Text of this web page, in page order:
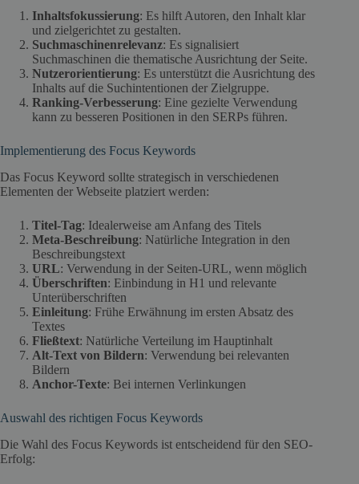
Inhaltsfokussierung: Es hilft Autoren, den Inhalt klar
und zielgerichtet zu gestalten.
Suchmaschinenrelevanz: Es signalisiert
Suchmaschinen die thematische Ausrichtung der Seite.
Nutzerorientierung: Es unterstützt die Ausrichtung des
Inhalts auf die Suchintentionen der Zielgruppe.
Ranking-Verbesserung: Eine gezielte Verwendung
kann zu besseren Positionen in den SERPs führen.
Implementierung des Focus Keywords
Das Focus Keyword sollte strategisch in verschiedenen
Elementen der Webseite platziert werden:
Titel-Tag: Idealerweise am Anfang des Titels
Meta-Beschreibung: Natürliche Integration in den
Beschreibungstext
URL: Verwendung in der Seiten-URL, wenn möglich
Überschriften: Einbindung in H1 und relevante
Unterüberschriften
Einleitung: Frühe Erwähnung im ersten Absatz des
Textes
Fließtext: Natürliche Verteilung im Hauptinhalt
Alt-Text von Bildern: Verwendung bei relevanten
Bildern
Anchor-Texte: Bei internen Verlinkungen
Auswahl des richtigen Focus Keywords
Die Wahl des Focus Keywords ist entscheidend für den SEO-
Erfolg: